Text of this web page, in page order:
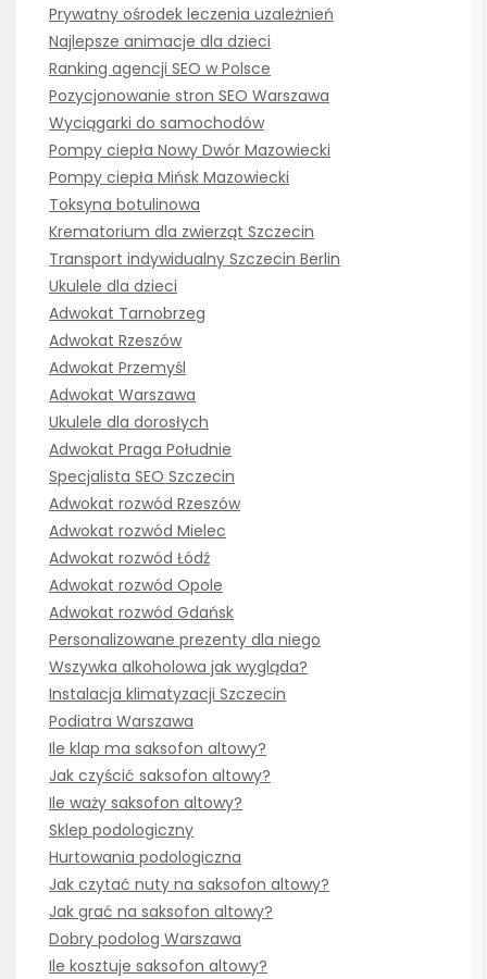
Prywatny ośrodek leczenia uzależnień
Najlepsze animacje dla dzieci
Ranking agencji SEO w Polsce
Pozycjonowanie stron SEO Warszawa
Wyciągarki do samochodów
Pompy ciepła Nowy Dwór Mazowiecki
Pompy ciepła Mińsk Mazowiecki
Toksyna botulinowa
Krematorium dla zwierząt Szczecin
Transport indywidualny Szczecin Berlin
Ukulele dla dzieci
Adwokat Tarnobrzeg
Adwokat Rzeszów
Adwokat Przemyśl
Adwokat Warszawa
Ukulele dla dorosłych
Adwokat Praga Południe
Specjalista SEO Szczecin
Adwokat rozwód Rzeszów
Adwokat rozwód Mielec
Adwokat rozwód Łódź
Adwokat rozwód Opole
Adwokat rozwód Gdańsk
Personalizowane prezenty dla niego
Wszywka alkoholowa jak wygląda?
Instalacja klimatyzacji Szczecin
Podiatra Warszawa
Ile klap ma saksofon altowy?
Jak czyścić saksofon altowy?
Ile waży saksofon altowy?
Sklep podologiczny
Hurtowania podologiczna
Jak czytać nuty na saksofon altowy?
Jak grać na saksofon altowy?
Dobry podolog Warszawa
Ile kosztuje saksofon altowy?